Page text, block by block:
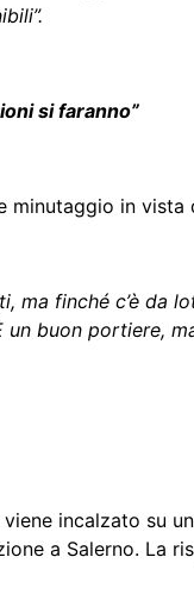
si faranno”
minutaggio in vista
ma finché c’è da
buon portiere,
incalzato su
a Salerno. La